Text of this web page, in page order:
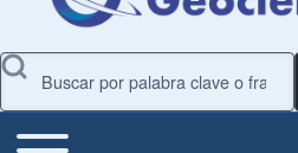
Buscar
Toggle main menu